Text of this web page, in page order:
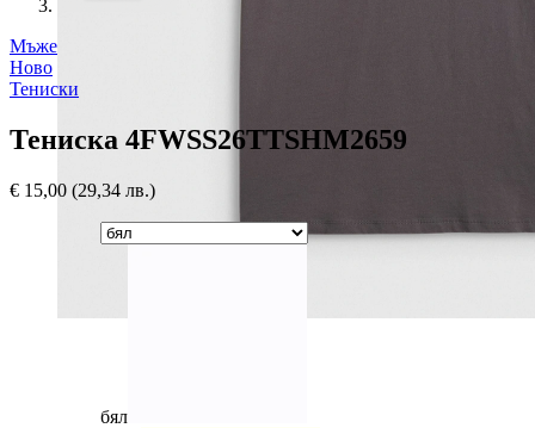
Мъже
Ново
Тениски
Тениска 4FWSS26TTSHM2659
€ 15,00 (29,34 лв.)
бял